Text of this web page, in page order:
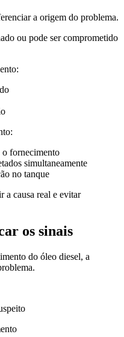
a origem do problema.
ou pode ser comprometido
o fornecimento
simultaneamente
no tanque
a causa real e evitar
os sinais
do óleo diesel, a